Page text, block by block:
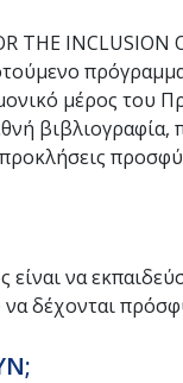
THE INCLUSION
μέρος του
βιβλιογραφία,
να
δέχονται